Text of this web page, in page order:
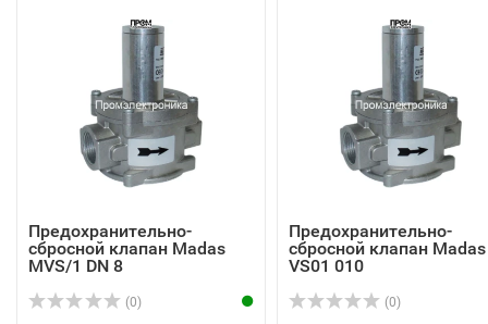
Предохранительно-
сбросной клапан Madas
MVS/1 DN 8
(0)
Предохранительно-
сбросной клапан Madas
VS01 010
(0)